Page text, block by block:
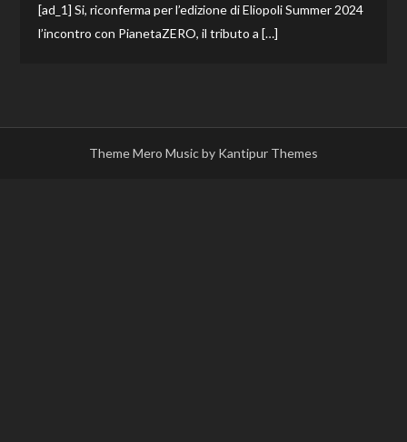
[ad_1] Si, riconferma per l’edizione di Eliopoli Summer 2024
l’incontro con PianetaZERO, il tributo a […]
Theme Mero Music by Kantipur Themes